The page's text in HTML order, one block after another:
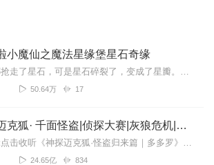
小魔仙之魔法星缘堡星石奇缘
菲斯娜抢走了星石，可是星石碎裂了，变成了星瓣。穿梭精灵布丁、鹿比、咪噜要找到合适的巴啦啦小魔仙，拯救星缘堡！巴啦啦小魔仙是谁呢？她们能否拯救星缘堡呢？
50.64万 17
神探迈克狐· 千面怪盗|侦探大赛|灰狼危机|多多罗
新专辑点击收听《神探迈克狐·怪盗归来篇｜多多罗》！！！>>>点击进入主播橱窗购买《神探迈克狐》系列图书吧!<<<多多罗故事【点击前往】收听多多罗其他好玩有趣的故...
24.65亿 834